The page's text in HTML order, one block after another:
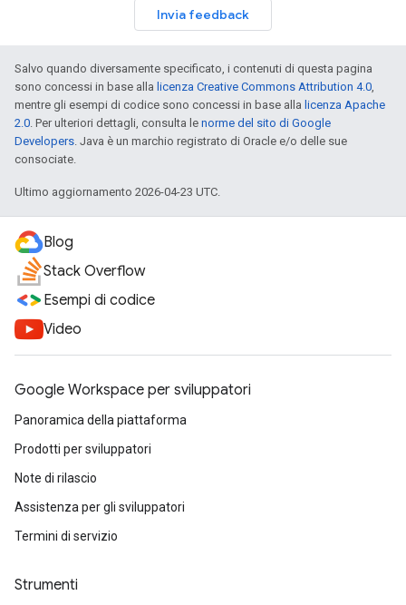
Invia feedback
Salvo quando diversamente specificato, i contenuti di questa pagina
sono concessi in base alla licenza Creative Commons Attribution 4.0,
mentre gli esempi di codice sono concessi in base alla licenza Apache
2.0. Per ulteriori dettagli, consulta le norme del sito di Google
Developers. Java è un marchio registrato di Oracle e/o delle sue
consociate.
Ultimo aggiornamento 2026-04-23 UTC.
Blog
Stack Overflow
Esempi di codice
Video
Google Workspace per sviluppatori
Panoramica della piattaforma
Prodotti per sviluppatori
Note di rilascio
Assistenza per gli sviluppatori
Termini di servizio
Strumenti